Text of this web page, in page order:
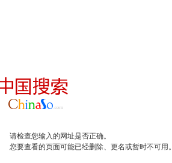
请检查您输入的网址是否正确。
您要查看的页面可能已经删除、更名或暂时不可用。